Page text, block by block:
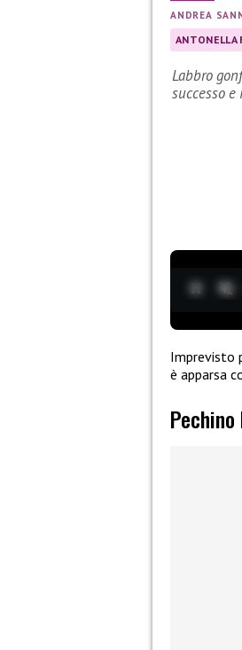
ANDREA
ANTONELLA
Labbro
successo
Imprevisto
è apparsa